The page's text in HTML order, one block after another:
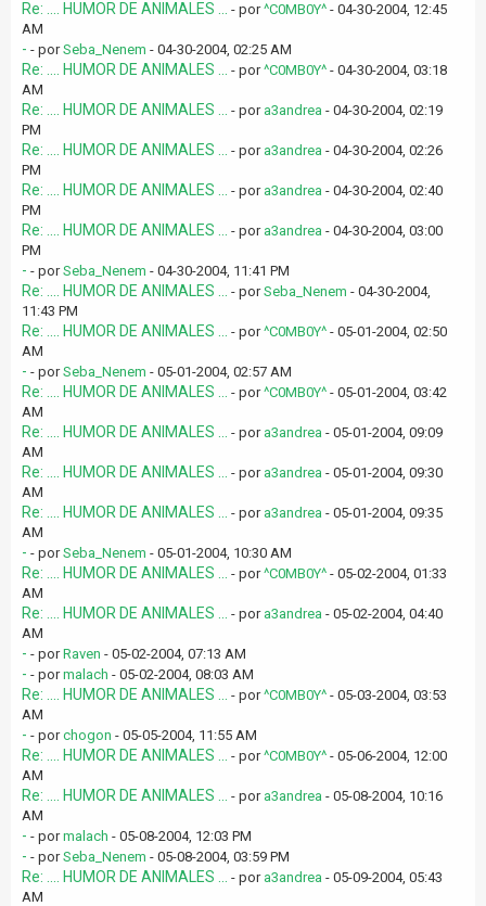
Re: .... HUMOR DE ANIMALES ... - por^C0MB0Y^ - 04-30-2004, 12:45
AM
- - porSeba_Nenem - 04-30-2004, 02:25 AM
Re: .... HUMOR DE ANIMALES ... - por^C0MB0Y^ - 04-30-2004, 03:18
AM
Re: .... HUMOR DE ANIMALES ... - por a3andrea - 04-30-2004, 02:19
PM
Re: .... HUMOR DE ANIMALES ... - por a3andrea - 04-30-2004, 02:26
PM
Re: .... HUMOR DE ANIMALES ... - por a3andrea - 04-30-2004, 02:40
PM
Re: .... HUMOR DE ANIMALES ... - por a3andrea - 04-30-2004, 03:00
PM
- - porSeba_Nenem - 04-30-2004, 11:41 PM
Re: .... HUMOR DE ANIMALES ... - porSeba_Nenem - 04-30-2004,
11:43 PM
Re: .... HUMOR DE ANIMALES ... - por^C0MB0Y^ - 05-01-2004, 02:50
AM
- - porSeba_Nenem - 05-01-2004, 02:57 AM
Re: .... HUMOR DE ANIMALES ... - por^C0MB0Y^ - 05-01-2004, 03:42
AM
Re: .... HUMOR DE ANIMALES ... - por a3andrea - 05-01-2004, 09:09
AM
Re: .... HUMOR DE ANIMALES ... - por a3andrea - 05-01-2004, 09:30
AM
Re: .... HUMOR DE ANIMALES ... - por a3andrea - 05-01-2004, 09:35
AM
- - porSeba_Nenem - 05-01-2004, 10:30 AM
Re: .... HUMOR DE ANIMALES ... - por^C0MB0Y^ - 05-02-2004, 01:33
AM
Re: .... HUMOR DE ANIMALES ... - por a3andrea - 05-02-2004, 04:40
AM
- - porRaven - 05-02-2004, 07:13 AM
- - pormalach - 05-02-2004, 08:03 AM
Re: .... HUMOR DE ANIMALES ... - por^C0MB0Y^ - 05-03-2004, 03:53
AM
- - porchogon - 05-05-2004, 11:55 AM
Re: .... HUMOR DE ANIMALES ... - por^C0MB0Y^ - 05-06-2004, 12:00
AM
Re: .... HUMOR DE ANIMALES ... - por a3andrea - 05-08-2004, 10:16
AM
- - pormalach - 05-08-2004, 12:03 PM
- - porSeba_Nenem - 05-08-2004, 03:59 PM
Re: .... HUMOR DE ANIMALES ... - por a3andrea - 05-09-2004, 05:43
AM